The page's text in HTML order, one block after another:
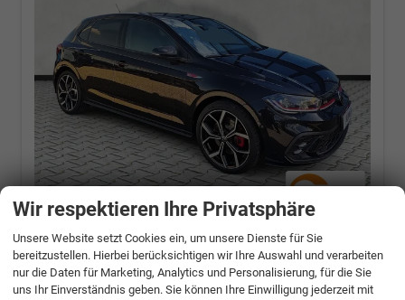
Volkswagen PoloGTI 2.0 TSI DSG / ACC
IQ.Light 18Zoll
152 kW (207 PS), Automatik, Frontantrieb
Wir respektieren Ihre Privatsphäre
Unsere Website setzt Cookies ein, um unsere Dienste für Sie
bereitzustellen. Hierbei berücksichtigen wir Ihre Auswahl und verarbeiten
nur die Daten für Marketing, Analytics und Personalisierung, für die Sie
uns Ihr Einverständnis geben. Sie können Ihre Einwilligung jederzeit mit